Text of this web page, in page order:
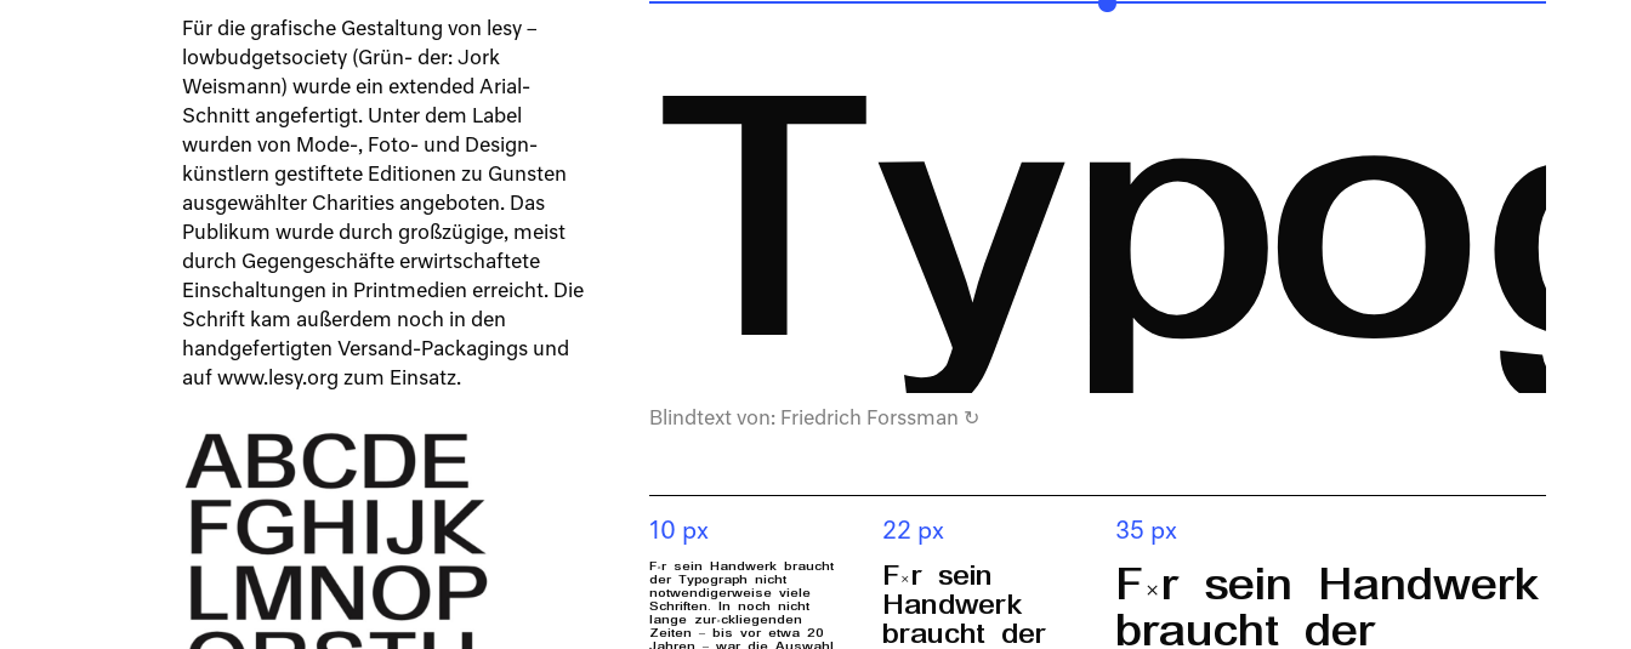
Für die grafische Gestaltung von lesy –
lowbudgetsociety (Grün- der: Jork
Weismann) wurde ein extended Arial-
Schnitt angefertigt. Unter dem Label
wurden von Mode-, Foto- und Design-
künstlern gestiftete Editionen zu Gunsten
ausgewählter Charities angeboten. Das
Publikum wurde durch großzügige, meist
durch Gegengeschäfte erwirtschaftete
Einschaltungen in Printmedien erreicht. Die
Schrift kam außerdem noch in den
handgefertigten Versand-Packagings und
auf www.lesy.org zum Einsatz.
Blindtext von: Friedrich Forssman ↻
10 px
Für sein Handwerk braucht
der Typograph nicht
notwendigerweise viele
Schriften. In noch nicht
lange zurückliegenden
Zeiten – bis vor etwa 20
Jahren – war die Auswahl
22 px
Für sein
Handwerk
braucht der
35 px
Für sein Handwerk
braucht der